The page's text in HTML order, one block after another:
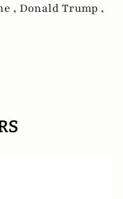
, Donald Trump ,